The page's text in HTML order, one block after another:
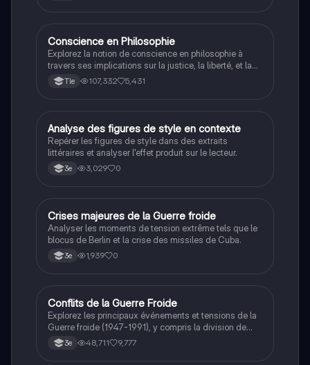
Philosophie
Conscience en Philosophie
Explorez la notion de conscience en philosophie à
travers ses implications sur la justice, la liberté, et la
connaissance. Cette fiche de révision aborde les
débats philosophiques sur la conscience, le cogito, et
étudiants en philosophie cherchant à approfondir leur
compréhension des enjeux éthiques et existentiels.
Tle 107,332 5,431
AFrançais
Analyse des figures de style en contexte
Repérer les figures de style dans des extraits
littéraires et analyser l'effet produit sur le lecteur.
3e 3,029 0
CHistoire
Crises majeures de la Guerre froide
Analyser les moments de tension extrême tels que le
blocus de Berlin et la crise des missiles de Cuba.
3e 1,939 0
Histoire
Conflits de la Guerre Froide
Explorez les principaux événements et tensions de la
Guerre froide (1947-1991), y compris la division de
l'Allemagne, la crise de Cuba, la guerre du Vietnam, et
la course à l'espace. Cette fiche de révision couvre les
3e 48,711 9,777